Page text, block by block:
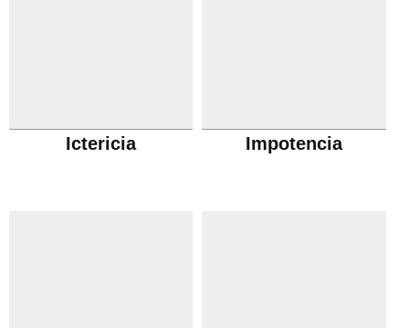
Ictericia Impotencia